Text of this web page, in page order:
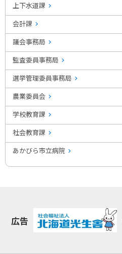
上下水道課
会計課
議会事務局
監査委員事務局
選挙管理委員事務局
農業委員会
学校教育課
社会教育課
あかびら市立病院
広告